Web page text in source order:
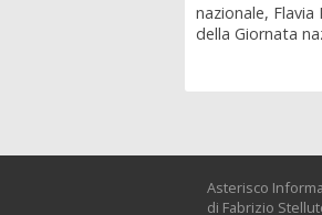
nazionale,
della Giornata
Asterisco
di Fabrizio